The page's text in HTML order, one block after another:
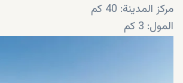
مركز المدينة: 40 كم
المول: 3 كم